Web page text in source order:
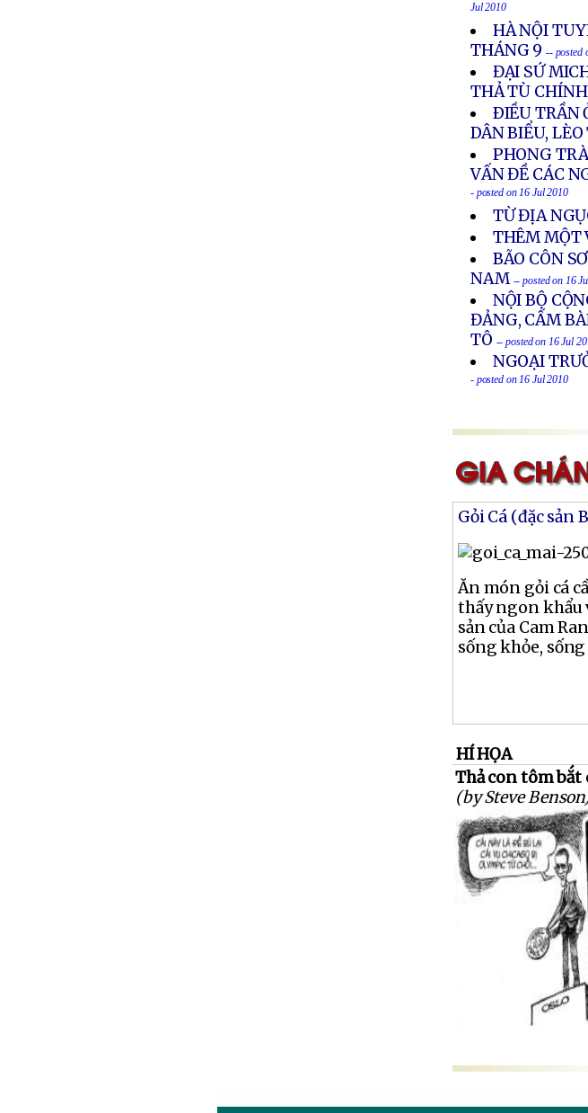
Jul 2010
HÀ NỘI
THÁNG 9 -- posted
ĐẠI SỨ
THẢ TÙ
ÐIỀU TRẦN
DÂN BIỂU,
PHONG
VẤN ĐỀ CÁC
- posted on 16 Jul 2010
TỪ ĐỊA
THÊM MỘT
BÃO CÔN
NAM -- posted on 16
NỘI BỘ
ĐẢNG, CẤM
TÔ -- posted on 16 Jul
NGOẠI
- posted on 16 Jul 2010
Gỏi Cá (đặc sản
Ăn món gỏi cá
thấy ngon khẩu
sản của Cam
sống khỏe, sống
HÍ HỌA
Thả con tôm bắt
(by Steve